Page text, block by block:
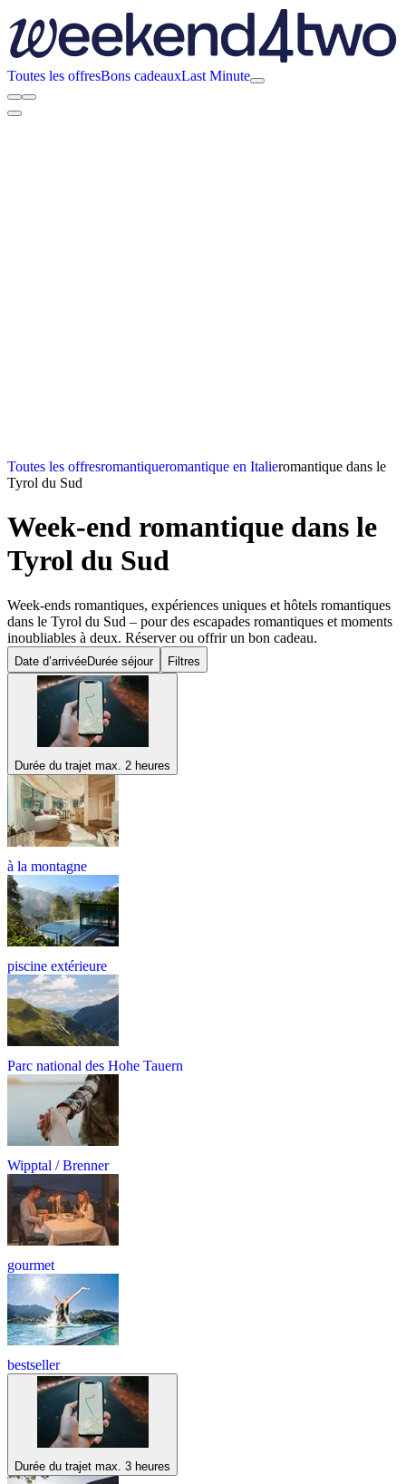
Toutes les offresBons cadeauxLast Minute
Toutes les offresromantiqueromantique en Italieromantique dans le
Tyrol du Sud
Week-end romantique dans le
Tyrol du Sud
Week-ends romantiques, expériences uniques et hôtels romantiques
dans le Tyrol du Sud – pour des escapades romantiques et moments
inoubliables à deux. Réserver ou offrir un bon cadeau.
Date d’arrivéeDurée séjour Filtres
Durée du trajet max. 2 heures
à la montagne
piscine extérieure
Parc national des Hohe Tauern
Wipptal / Brenner
gourmet
bestseller
Durée du trajet max. 3 heures